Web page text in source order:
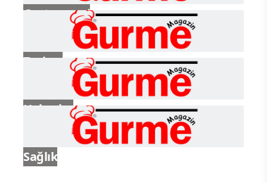
Gastronomi
Turizm
Haberler
Sağlık